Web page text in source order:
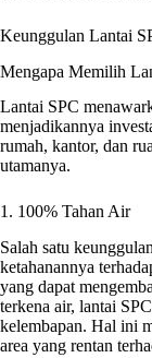
Keunggulan Lantai
Mengapa Memilih
Lantai SPC
menjadikannya
rumah, kantor, dan
utamanya.
1. 100% Tahan Air
Salah satu
ketahanannya
yang dapat
terkena air, lantai
kelembapan. Hal ini
area yang rentan